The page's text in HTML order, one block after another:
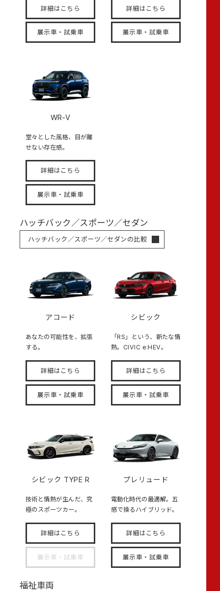
詳細はこちら
展示車・試乗車
詳細はこちら
展示車・試乗車
WR-V
堂々とした風格、目が離
せない存在感。
詳細はこちら
展示車・試乗車
ハッチバック／スポーツ／セダン
ハッチバック／スポーツ／セダンの比較
アコード
あなたの可能性を、拡張
する。
詳細はこちら
展示車・試乗車
シビック
「RS」という、新たな情
熱。CIVIC e:HEV。
詳細はこちら
展示車・試乗車
シビック TYPE R
技術と情熱が生んだ、究
極のスポーツカー。
詳細はこちら
展示車・試乗車
プレリュード
電動化時代の最適解。五
感で操るハイブリッド。
詳細はこちら
展示車・試乗車
福祉車両